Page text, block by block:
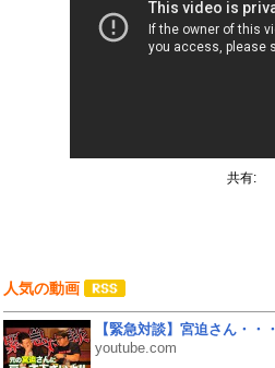
共有:
人気の動画
【緊急対談】宮迫さん・・
youtube.com